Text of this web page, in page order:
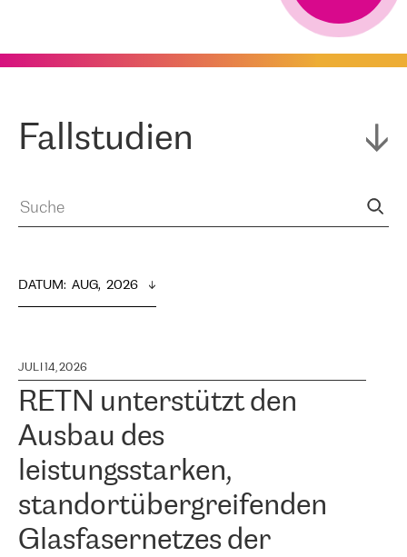
Fallstudien
DATUM: AUG,  2026
JULI 14, 2026
RETN unterstützt den
Ausbau des
leistungsstarken,
standortübergreifenden
Glasfasernetzes der